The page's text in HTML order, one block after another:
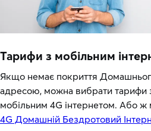
Тарифи з мобільним
Якщо немає покриття
адресою, можна вибрати тарифи
мобільним 4G інтернетом. Або
4G Домашній Бездротовий